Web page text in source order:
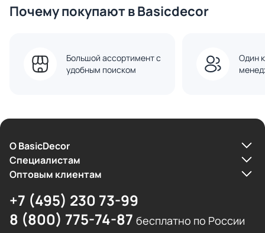
Почему покупают в Basicdecor
Большой ассортимент с
удобным поиском
Один
О BasicDecor
Cпециалистам
Оптовым клиентам
+7 (495) 230 73-99
8 (800) 775-74-87 бесплатно по России